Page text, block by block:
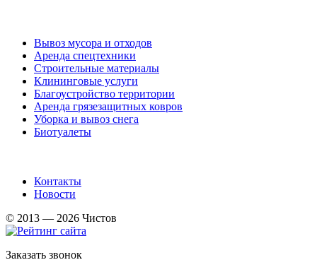
Вывоз мусора и отходов
Аренда спецтехники
Строительные материалы
Клининговые услуги
Благоустройство территории
Аренда грязезащитных ковров
Уборка и вывоз снега
Биотуалеты
Контакты
Новости
© 2013 — 2026 Чистов
Заказать звонок